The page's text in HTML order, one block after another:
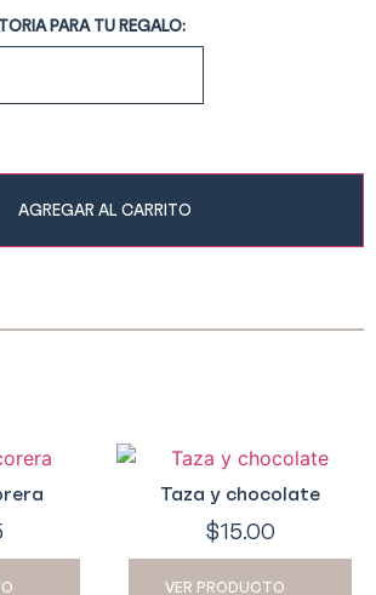
PARA TU REGALO:
AGREGAR AL CARRITO
Taza y chocolate
$15.00
VER PRODUCTO